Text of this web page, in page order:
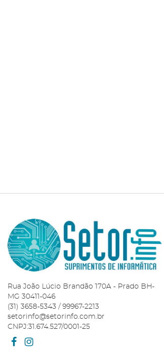
Rua João Lúcio Brandão 170A - Prado BH-
MG 30411-046
(31) 3658-5343 / 99967-2213
setorinfo@setorinfo.com.br
CNPJ:31.674.527/0001-25